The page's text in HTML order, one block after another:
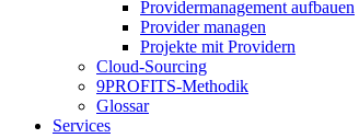
Providermanagement aufbauen
Provider managen
Projekte mit Providern
Cloud-Sourcing
9PROFITS-Methodik
Glossar
Services